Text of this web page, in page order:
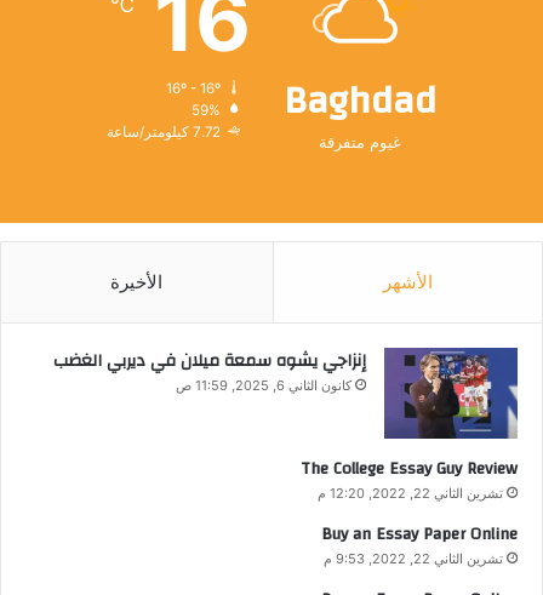
Baghdad
غيوم متفرقة
59%
7.72 كيلومتر/ساعة
الأشهر الأخيرة
إنزاجي يشوه سمعة ميلان في ديربي الغضب
كانون الثاني 6, 2025, 11:59 ص
The College Essay Guy Review
تشرين الثاني 22, 2022, 12:20 م
Buy an Essay Paper Online
تشرين الثاني 22, 2022, 9:53 م